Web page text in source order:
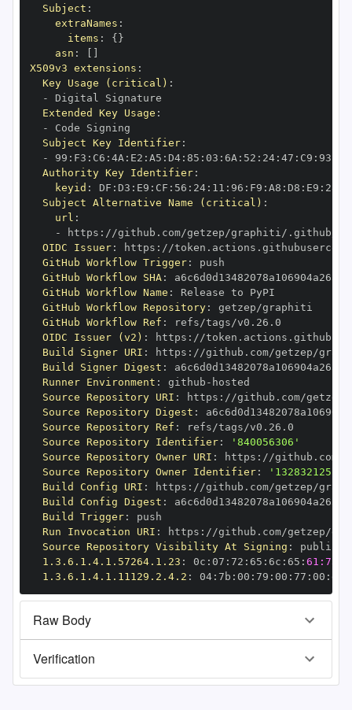
Subject :
extraNames :
items : { }
asn :
X509v3 extensions :
Key Usage (critical) :
-
Extended Key Usage :
-
Subject Key Identifier:
-
99 : F3 : C6 : 4A : E2 : A5 : D4: 85 : 03 : 6A : 52 : 24: 47 : C9 : 93
Authority Key Identifier:
keyid : DF : D3 : E9 : CF : 56 : 24: 11 : 96 : F9 : A8 : D8 : E9 : 28
Subject Alternative Name (critical) :
url :
-
https : //github.com/getzep/graphiti/.github/
OIDC Issuer: https :
GitHub Workflow Trigger:
GitHub Workflow SHA:
GitHub Workflow Name :
GitHub Workflow Repository:
GitHub Workflow Ref :
OIDC Issuer (v2) : https :
Build Signer URI : https : //github.com/getzep/
Build Signer Digest :
Runner Environment : github -
Source Repository URI : https :
Source Repository Digest :
Source Repository Ref :
Source Repository Identifier:
'840056306'
Source Repository Owner URI : https :
Source Repository Owner Identifier:
'132832125'
Build Config URI : https : //github.com/getzep/
Build Config Digest :
Build Trigger:
Run Invocation URI : https :
Source Repository Visibility At Signing :
1.3.6.1.4.1.57264.1.23 : 0c : 07 : 72 : 65 : 6c : 65 :
1.3.6.1.4.1.11129.2.4.2 : 04: 7b : 00 : 79 : 00 : 77 : 00 : dd
Raw Body
Verification